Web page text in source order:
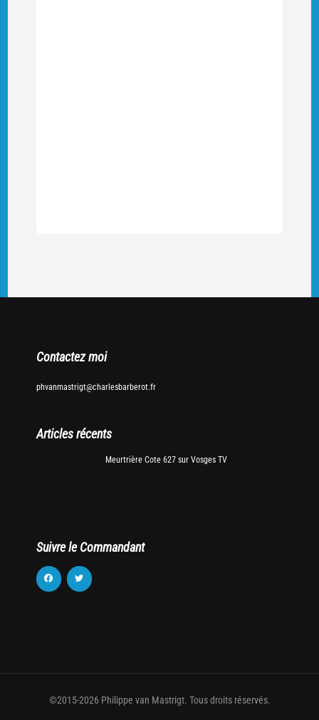
Contactez moi
phvanmastrigt@charlesbarberot.fr
Articles récents
Meurtrière Cote 627 sur Vosges TV
Suivre le Commandant
©2015-2026 Philippe van Mastrigt. Tous droits réservés.